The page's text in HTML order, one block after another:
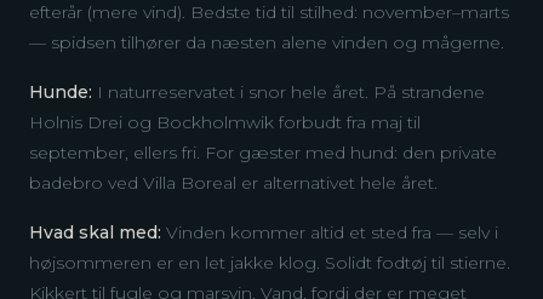
efterår (mere vind). Bedste tid til stilhed: november–marts
— spidsen tilhører da næsten alene vinden og mågerne.
Hunde: I naturreservatet i snor hele året. På strandene
Holnis Drei og Bockholmwik forbudt fra maj til
september, ellers fri. For gæster med hund: den private
badebro ved Villa Boreal er alternativet hele året.
Hvad skal med: Vinden kommer altid et sted fra — selv i
højsommeren er en let jakke klog. Solidt fodtøj til stierne.
Kikkert til fugle og marsvin. Vand, fordi der er meget